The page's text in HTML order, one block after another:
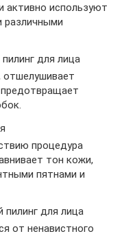
активно используют
для лица
предотвращает
процедура
тон кожи,
пятнами и
пилинг для лица
от ненавистного